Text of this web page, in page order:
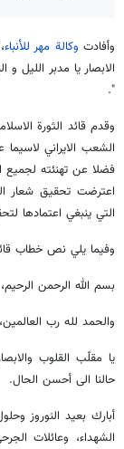
وأفادت وكالة مهر للأنباء
الابصار یا مدبر اللیل
".
وقدم قائد الثورة
الشعب الايراني
فضلا عن تهنئته لجميع
اعترضت تحقيق شعار
التي ينبغي اعتمادها
وفيما يلي نص خطاب
بسم الله الرحمن الرحيم،
والحمد لله رب
يا مقلّب القلوب
حالنا الى أحسن الحال.
أبارك بعيد النوروز
الشهداء، وعائلات